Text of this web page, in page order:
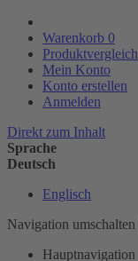
Warenkorb 0
Produktvergleich
Mein Konto
Konto erstellen
Anmelden
Direkt zum Inhalt
Sprache
Deutsch
Englisch
Navigation umschalten
Hauptnavigation